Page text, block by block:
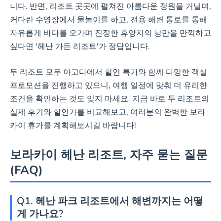
니다. 반면, 리조트 곳곳에 펼쳐진 아름다운 정원을 거닐며,
커다란 수영장에서 물놀이를 하고, 전용 해변 통로를 통해
자유롭게 바다를 오가며 진정한 휴양지의 낭만을 만끽하고
싶다면 '헤난 가든 리조트'가 정답입니다.
두 리조트 모두 아고다에서 할인 특가와 함께 다양한 객실
프로모션을 진행하고 있으니, 여행 일정에 맞춰 더 유리한
조건을 확인하는 것도 잊지 마세요. 지금 바로 두 리조트의
실제 후기와 할인가를 비교해보고, 여러분의 완벽한 보라
카이 휴가를 계획해보시길 바랍니다!
보라카이 헤난 리조트, 자주 묻는 질문
(FAQ)
Q1. 헤난 파크 리조트에서 해변까지는 어떻
게 가나요?